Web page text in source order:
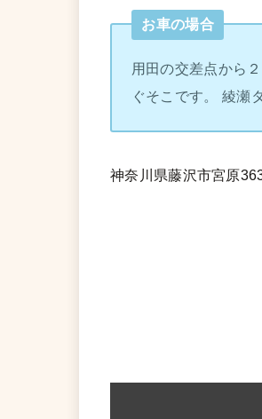
お車の場合
用田の交差点から
ぐそこです。 綾瀬
神奈川県藤沢市宮原